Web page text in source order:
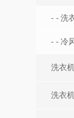
- 洗
- 冷
洗衣
洗衣